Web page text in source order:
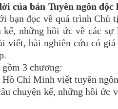
của bản Tuyên ngôn độc
bạn đọc về quá trình Chủ
kể, những hồi ức về các
viết, bài nghiên cứu có
3 chương:
Chí Minh viết tuyên
chuyện kể, những hồi ức